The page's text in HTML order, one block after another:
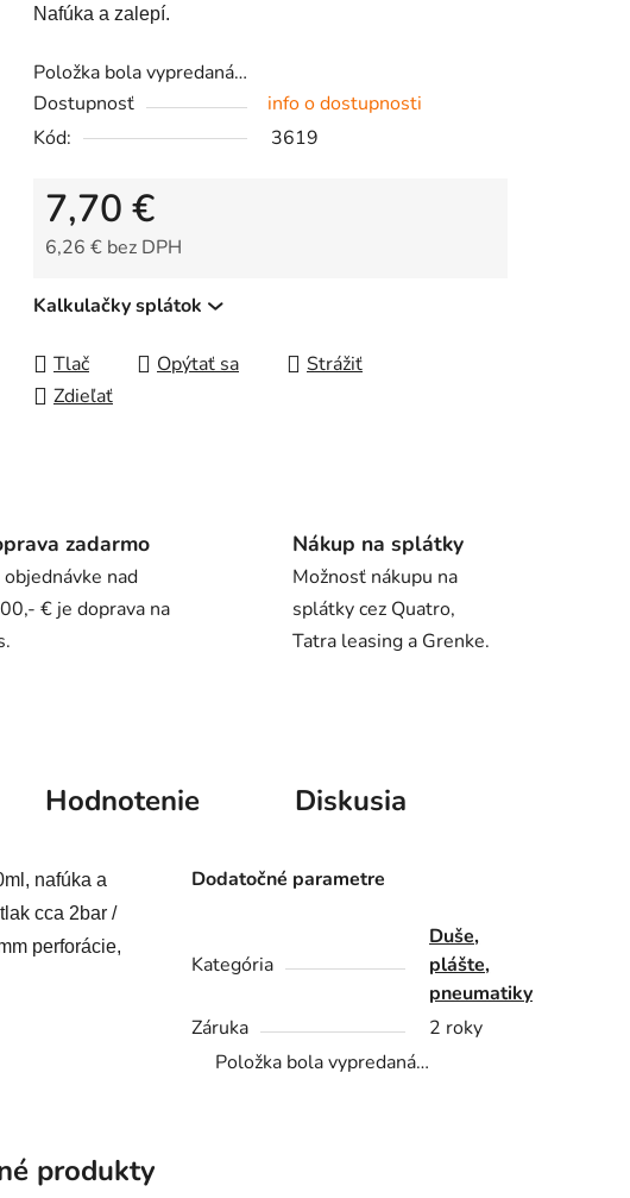
je
z
5
hviezdičiek.
Nafúka a zalepí.
Položka bola vypredaná…
Dostupnosť
info o dostupnosti
Kód:
3619
7,70 €
6,26 € bez DPH
Kalkulačky splátok
Tlač Opýtať sa
Strážiť
Zdieľať
zadarmo
objednávke nad
€ je doprava na
Nákup na splátky
Možnosť nákupu na
splátky cez Quatro,
Tatra leasing a Grenke.
Hodnotenie Diskusia
nafúka a
cca 2bar /
perforácie,
Dodatočné parametre
Kategória
Duše,
plášte,
pneumatiky
Záruka
2 roky
Položka bola vypredaná…
produkty